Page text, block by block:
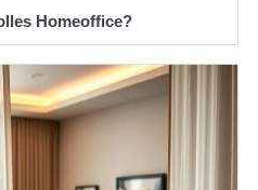
Homeoffice?